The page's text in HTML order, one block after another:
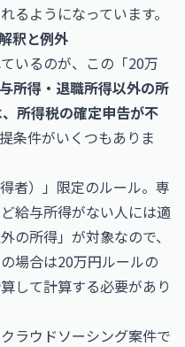
るようになっています。
釈と例外
いるのが、この「20万
与所得・退職所得以外の所
所得税の確定申告が不
条件がいくつもありま
者）」限定のルール。専
給与所得がない人には適
の所得」が対象なので、
場合は20万円ルールの
して計算する必要があり
ラウドソーシング案件で